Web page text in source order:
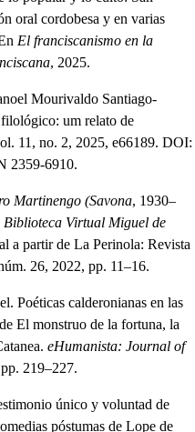
oral cordobesa y en varias
El franciscanismo en la
, 2025.
Mourivaldo Santiago-
um relato de
11, no. 2, 2025, e66189. DOI:
2359-6910.
Martinengo (Savona, 1930–
Virtual Miguel de
a partir de La Perinola: Revista
26, 2022, pp. 11–16.
Poéticas calderonianas en las
El monstruo de la fortuna, la
eHumanista: Journal of
219–227.
único y voluntad de
póstumas de Lope de